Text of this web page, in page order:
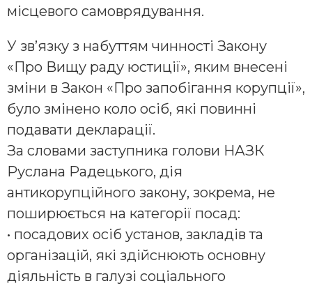
місцевого самоврядування.
У зв’язку з набуттям чинності Закону
«Про Вищу раду юстиції», яким внесені
зміни в Закон «Про запобігання корупції»,
було змінено коло осіб, які повинні
подавати декларації.
За словами заступника голови НАЗК
Руслана Радецького, дія
антикорупційного закону, зокрема, не
поширюється на категорії посад:
• посадових осіб установ, закладів та
організацій, які здійснюють основну
діяльність в галузі соціального